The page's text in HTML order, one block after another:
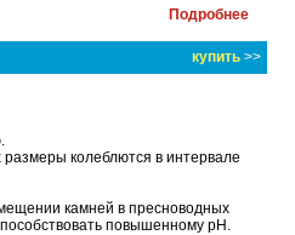
Подробнее
купить >>
колеблются в интервале
камней в пресноводных
повышенному рН.